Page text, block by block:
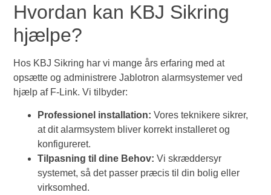
Hvordan kan KBJ Sikring
hjælpe?
Hos KBJ Sikring har vi mange års erfaring med at
opsætte og administrere Jablotron alarmsystemer ved
hjælp af F-Link. Vi tilbyder:
Professionel installation:Vores teknikere sikrer,
at dit alarmsystem bliver korrekt installeret og
konfigureret.
Tilpasning til dine Behov:Vi skræddersyr
systemet, så det passer præcis til din bolig eller
virksomhed.